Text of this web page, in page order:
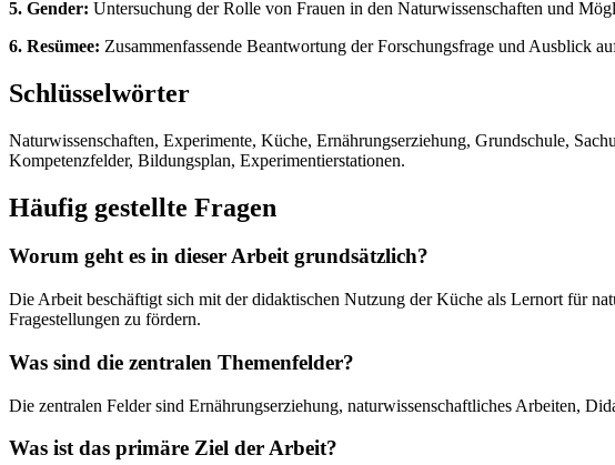
5. Gender: Untersuchung der Rolle von Frauen in den Naturwissenschaften und
6. Resümee: Zusammenfassende Beantwortung der Forschungsfrage und Ausblick
Schlüsselwörter
Naturwissenschaften, Experimente, Küche, Ernährungserziehung, Grundschule,
Kompetenzfelder, Bildungsplan, Experimentierstationen.
Häufig gestellte Fragen
Worum geht es in dieser Arbeit grundsätzlich?
Die Arbeit beschäftigt sich mit der didaktischen Nutzung der Küche als Lernort für
Fragestellungen zu fördern.
Was sind die zentralen Themenfelder?
Die zentralen Felder sind Ernährungserziehung, naturwissenschaftliches Arbeiten,
Was ist das primäre Ziel der Arbeit?